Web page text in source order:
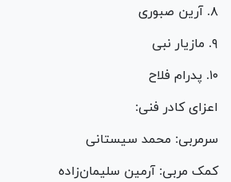
۸. آرین صبوری
۹. مازیار نبی
۱۰. پدرام فلاح
اعزای کادر فنی:
سرمربی: محمد سیستانی
کمک مربی: آرمین سلیمان‌زاده